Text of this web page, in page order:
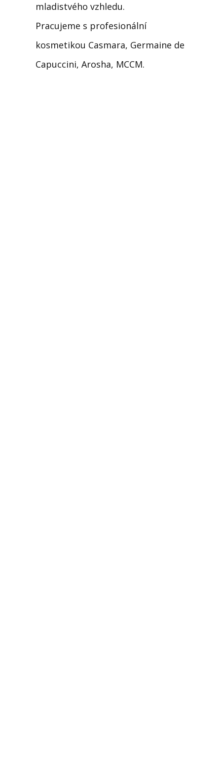
mladistvého vzhledu.
Pracujeme s profesionální
kosmetikou Casmara, Germaine de
Capuccini, Arosha, MCCM.